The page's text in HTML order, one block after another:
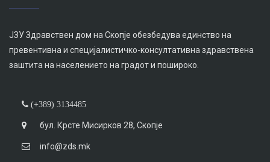
ЈЗУ Здравствен дом на Скопје обезбедува единство на
превентивна и специјалистичко-консултативна здравствена
заштита на населението на градот и пошироко.
(+389) 3134485
бул. Крсте Мисирков 28, Скопје
info@zds.mk